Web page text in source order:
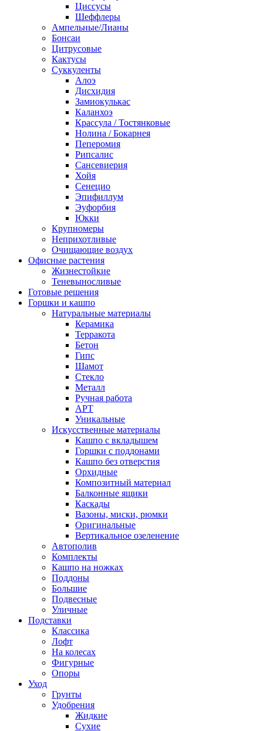
Циссусы
Шеффлеры
Ампельные/Лианы
Бонсаи
Цитрусовые
Кактусы
Суккуленты
Алоэ
Дисхидия
Замиокулькас
Каланхоэ
Крассула / Тостянковые
Нолина / Бокарнея
Пеперомия
Рипсалис
Сансевиерия
Хойя
Сенецио
Эпифиллум
Эуфорбия
Юкки
Крупномеры
Неприхотливые
Очищающие воздух
Офисные растения
Жизнестойкие
Теневыносливые
Готовые решения
Горшки и кашпо
Натуральные материалы
Керамика
Терракота
Бетон
Гипс
Шамот
Стекло
Металл
Ручная работа
АРТ
Уникальные
Искусственные материалы
Кашпо с вкладышем
Горшки с поддонами
Кашпо без отверстия
Орхидные
Композитный материал
Балконные ящики
Каскады
Вазоны, миски, рюмки
Оригинальные
Вертикальное озеленение
Автополив
Комплекты
Кашпо на ножках
Поддоны
Большие
Подвесные
Уличные
Подставки
Классика
Лофт
На колесах
Фигурные
Опоры
Уход
Грунты
Удобрения
Жидкие
Сухие